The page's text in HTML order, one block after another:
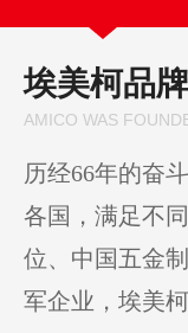
埃美柯品
AMICO WAS
历经66年的奋
各国，满足不
位、中国五金
军企业，埃美